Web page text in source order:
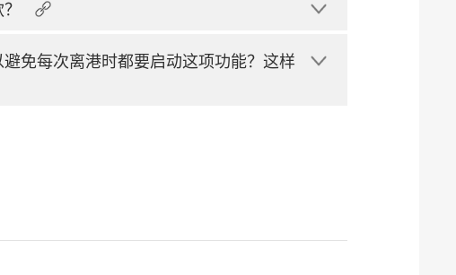
免每次离港时都要启动这项功能？这样